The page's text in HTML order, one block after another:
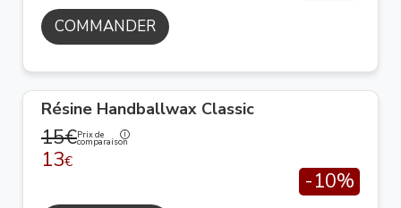
COMMANDER
Résine Handballwax Classic
15€Prix de
comparaison
13€
-10%